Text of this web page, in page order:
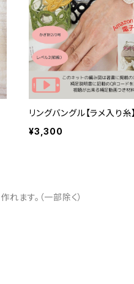
リングバングル【ラメ入り糸】
¥3,300
ます。（一部除く）